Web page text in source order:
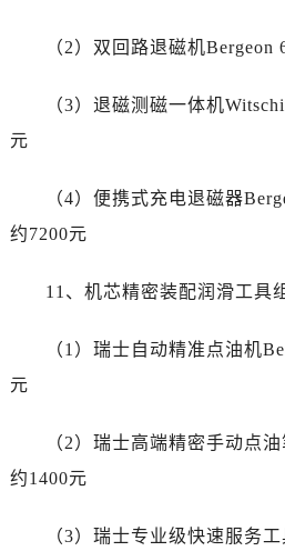
（2）双回路退磁机Bergeon
（3）退磁测磁一体机
元
（4）便携式充电退磁器
约7200元
11、机芯精密装配润滑工具
（1）瑞士自动精准点油机
元
（2）瑞士高端精密手动点
约1400元
（3）瑞士专业级快速服务